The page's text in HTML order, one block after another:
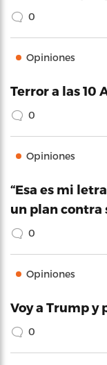
0
Opiniones
Terror a las 10
0
Opiniones
“Esa es mi
un plan contra
0
Opiniones
Voy a Trump y
0